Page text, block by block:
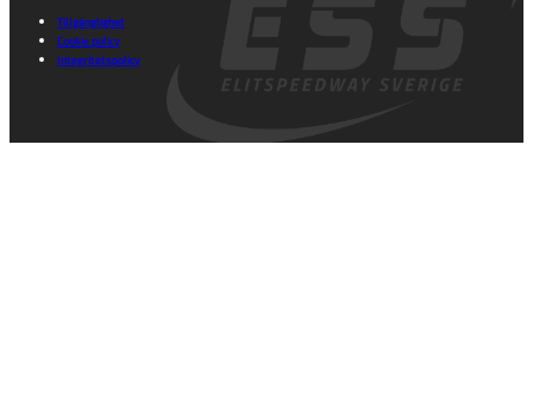
Tillgänglighet
Cookie policy
Integritetspolicy